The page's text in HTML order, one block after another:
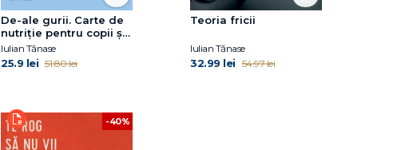
De-ale gurii. Carte de
nutriție pentru copii și
părinți
Iulian Tănase
25.9 lei 51.80 lei
Teoria fricii
Iulian Tănase
32.99 lei 54.97 lei
-40%